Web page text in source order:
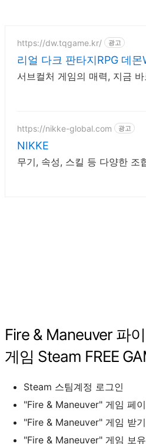
https://dw.tqgame.kr/ 광고
리얼 다크 판타지RPG 데몬
서브컬처 게임의 매력, 지금
https://nikke-global.com 광고
NIKKE
무기, 속성, 스킬 등 다양한 조
Fire & Maneuver 파
게임 Steam FREE
Steam 스팀계정 로그인
"Fire & Maneuver" 게임 페
"Fire & Maneuver" 게임 받기
"Fire & Maneuver" 게임 보유